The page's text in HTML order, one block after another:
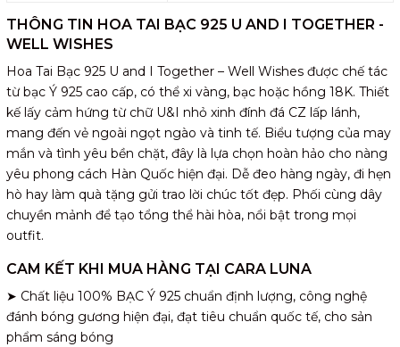
THÔNG TIN HOA TAI BẠC 925 U AND I TOGETHER -
WELL WISHES
Hoa Tai Bạc 925 U and I Together – Well Wishes được chế tác
từ bạc Ý 925 cao cấp, có thể xi vàng, bạc hoặc hồng 18K. Thiết
kế lấy cảm hứng từ chữ U&I nhỏ xinh đính đá CZ lấp lánh,
mang đến vẻ ngoài ngọt ngào và tinh tế. Biểu tượng của may
mắn và tình yêu bền chặt, đây là lựa chọn hoàn hảo cho nàng
yêu phong cách Hàn Quốc hiện đại. Dễ đeo hàng ngày, đi hẹn
hò hay làm quà tặng gửi trao lời chúc tốt đẹp. Phối cùng dây
chuyền mảnh để tạo tổng thể hài hòa, nổi bật trong mọi
outfit.
CAM KẾT KHI MUA HÀNG TẠI CARA LUNA
➤ Chất liệu 100% BẠC Ý 925 chuẩn định lượng, công nghệ
đánh bóng gương hiện đại, đạt tiêu chuẩn quốc tế, cho sản
phẩm sáng bóng